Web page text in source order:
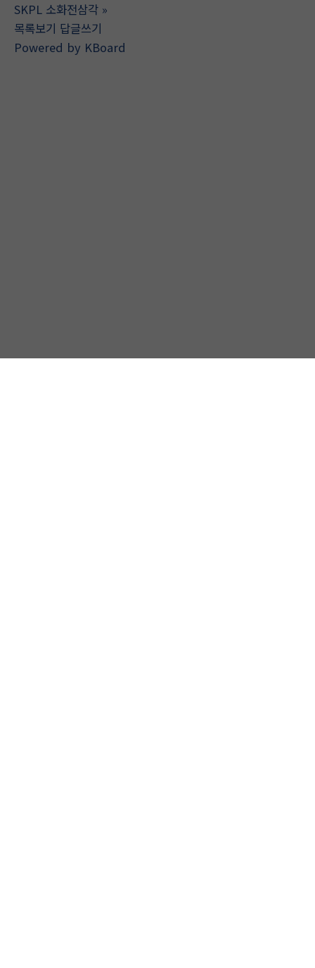
SKPL 소화전삼각 »
목록보기 답글쓰기
Powered by KBoard